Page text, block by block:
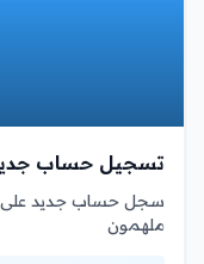
تسجيل حساب
سجل حساب جديد على
ملهمون